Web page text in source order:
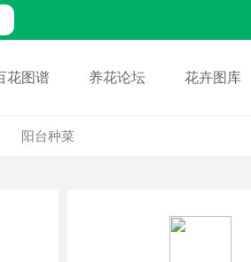
花图谱 养花论坛 花卉图库
阳台种菜